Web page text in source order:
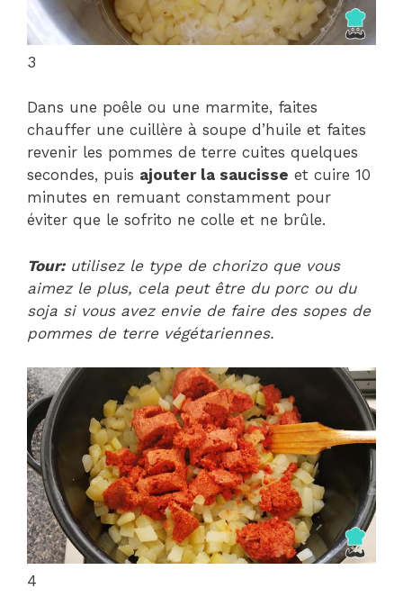
3
Dans une poêle ou une marmite, faites
chauffer une cuillère à soupe d’huile et faites
revenir les pommes de terre cuites quelques
secondes, puis ajouter la saucisse et cuire 10
minutes en remuant constamment pour
éviter que le sofrito ne colle et ne brûle.
Tour:utilisez le type de chorizo ​​​​que vous
aimez le plus, cela peut être du porc ou du
soja si vous avez envie de faire des sopes de
pommes de terre végétariennes.
4